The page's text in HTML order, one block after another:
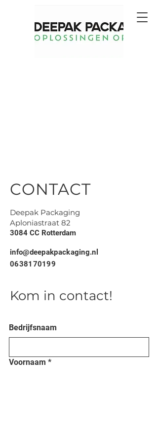
CONTACT
Deepak Packaging
Aploniastraat 82
3084 CC Rotterdam
info@deepakpackaging.nl
0638170199
Kom in contact!
Bedrijfsnaam
Voornaam *